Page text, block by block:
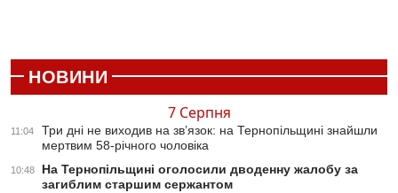
НОВИНИ
7 Серпня
11:04
Три дні не виходив на зв’язок: на Тернопільщині знайшли
мертвим 58-річного чоловіка
10:48
На Тернопільщині оголосили дводенну жалобу за
загиблим старшим сержантом